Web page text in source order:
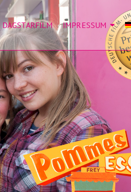
DAGSTARFILM IMPRESSUM